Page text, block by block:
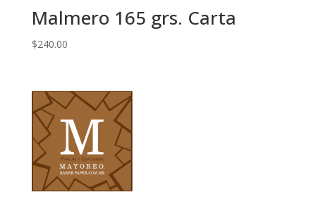
Malmero 165 grs. Carta
$240.00